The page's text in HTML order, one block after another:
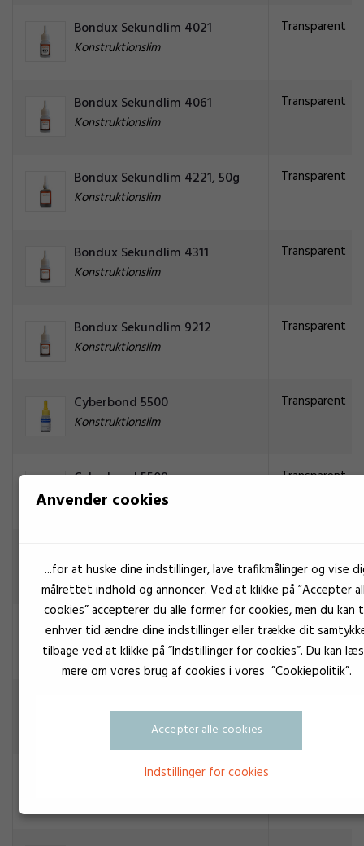
Bondux Sekundlim 4021
Konstruktionslim
Transparent
Bondux Sekundlim 4061
Konstruktionslim
Transparent
Bondux Sekundlim 4221, 50g
Konstruktionslim
Transparent
Bondux Sekundlim 4311
Konstruktionslim
Transparent
Bondux Sekundlim 9212
Konstruktionslim
Transparent
Cyberbond 5500
Konstruktionslim
Transparent
Cyberbond 5508
Konstruktionslim
Transparent
Konstruktionslim
Cyberbond 5600
Konstruktionslim
Transparent
Konstruktionslim
Cyberbond CA 1070
Anvender cookies
...for at huske dine indstillinger, lave trafikmålinger og vise
målrettet indhold og annoncer. Ved at klikke på ”Accepter
cookies” accepterer du alle former for cookies, men du kan
enhver tid ændre dine indstillinger eller trække dit
tilbage ved at klikke på ”Indstillinger for cookies”. Du kan
mere om vores brug af cookies i vores ”Cookiepolitik”.
Accepter alle cookies
Indstillinger for cookies